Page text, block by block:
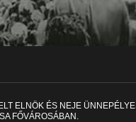
ELNÖK ÉS NEJE
FŐVÁROSÁBAN.